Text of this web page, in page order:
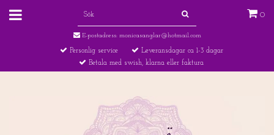
0
E-postadress: monicasanglar@hotmail.com
Personlig service
Leveransdagar ca 1-3 dagar
Betala med swish, klarna eller faktura